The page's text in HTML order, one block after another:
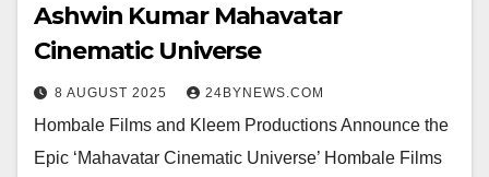
Ashwin Kumar Mahavatar
Cinematic Universe
8 AUGUST 2025 24BYNEWS.COM
Hombale Films and Kleem Productions Announce the
Epic ‘Mahavatar Cinematic Universe’ Hombale Films